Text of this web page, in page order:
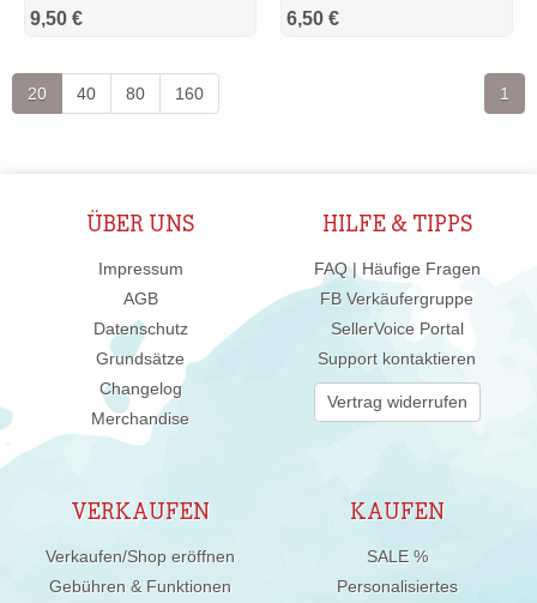
9,50 € 6,50 €
20 40 80 160 1
ÜBER UNS
Impressum
AGB
Datenschutz
Grundsätze
Changelog
Merchandise
HILFE & TIPPS
FAQ | Häufige Fragen
FB Verkäufergruppe
SellerVoice Portal
Support kontaktieren
Vertrag widerrufen
VERKAUFEN
Verkaufen/Shop eröffnen
Gebühren & Funktionen
KAUFEN
SALE %
Personalisiertes